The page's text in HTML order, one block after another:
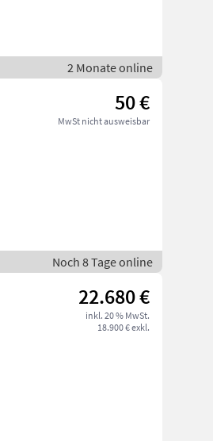
2 Monate online
50 €
MwSt nicht ausweisbar
Noch 8 Tage online
22.680 €
inkl. 20 % MwSt.
18.900 € exkl.